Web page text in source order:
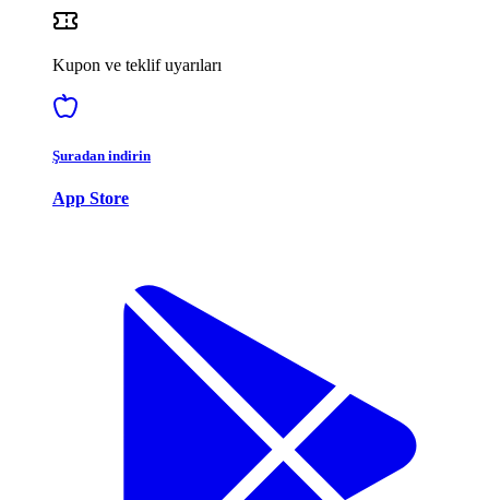
Kupon ve teklif uyarıları
Şuradan indirin
App Store